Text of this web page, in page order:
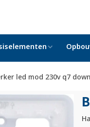
led mod 230v q7